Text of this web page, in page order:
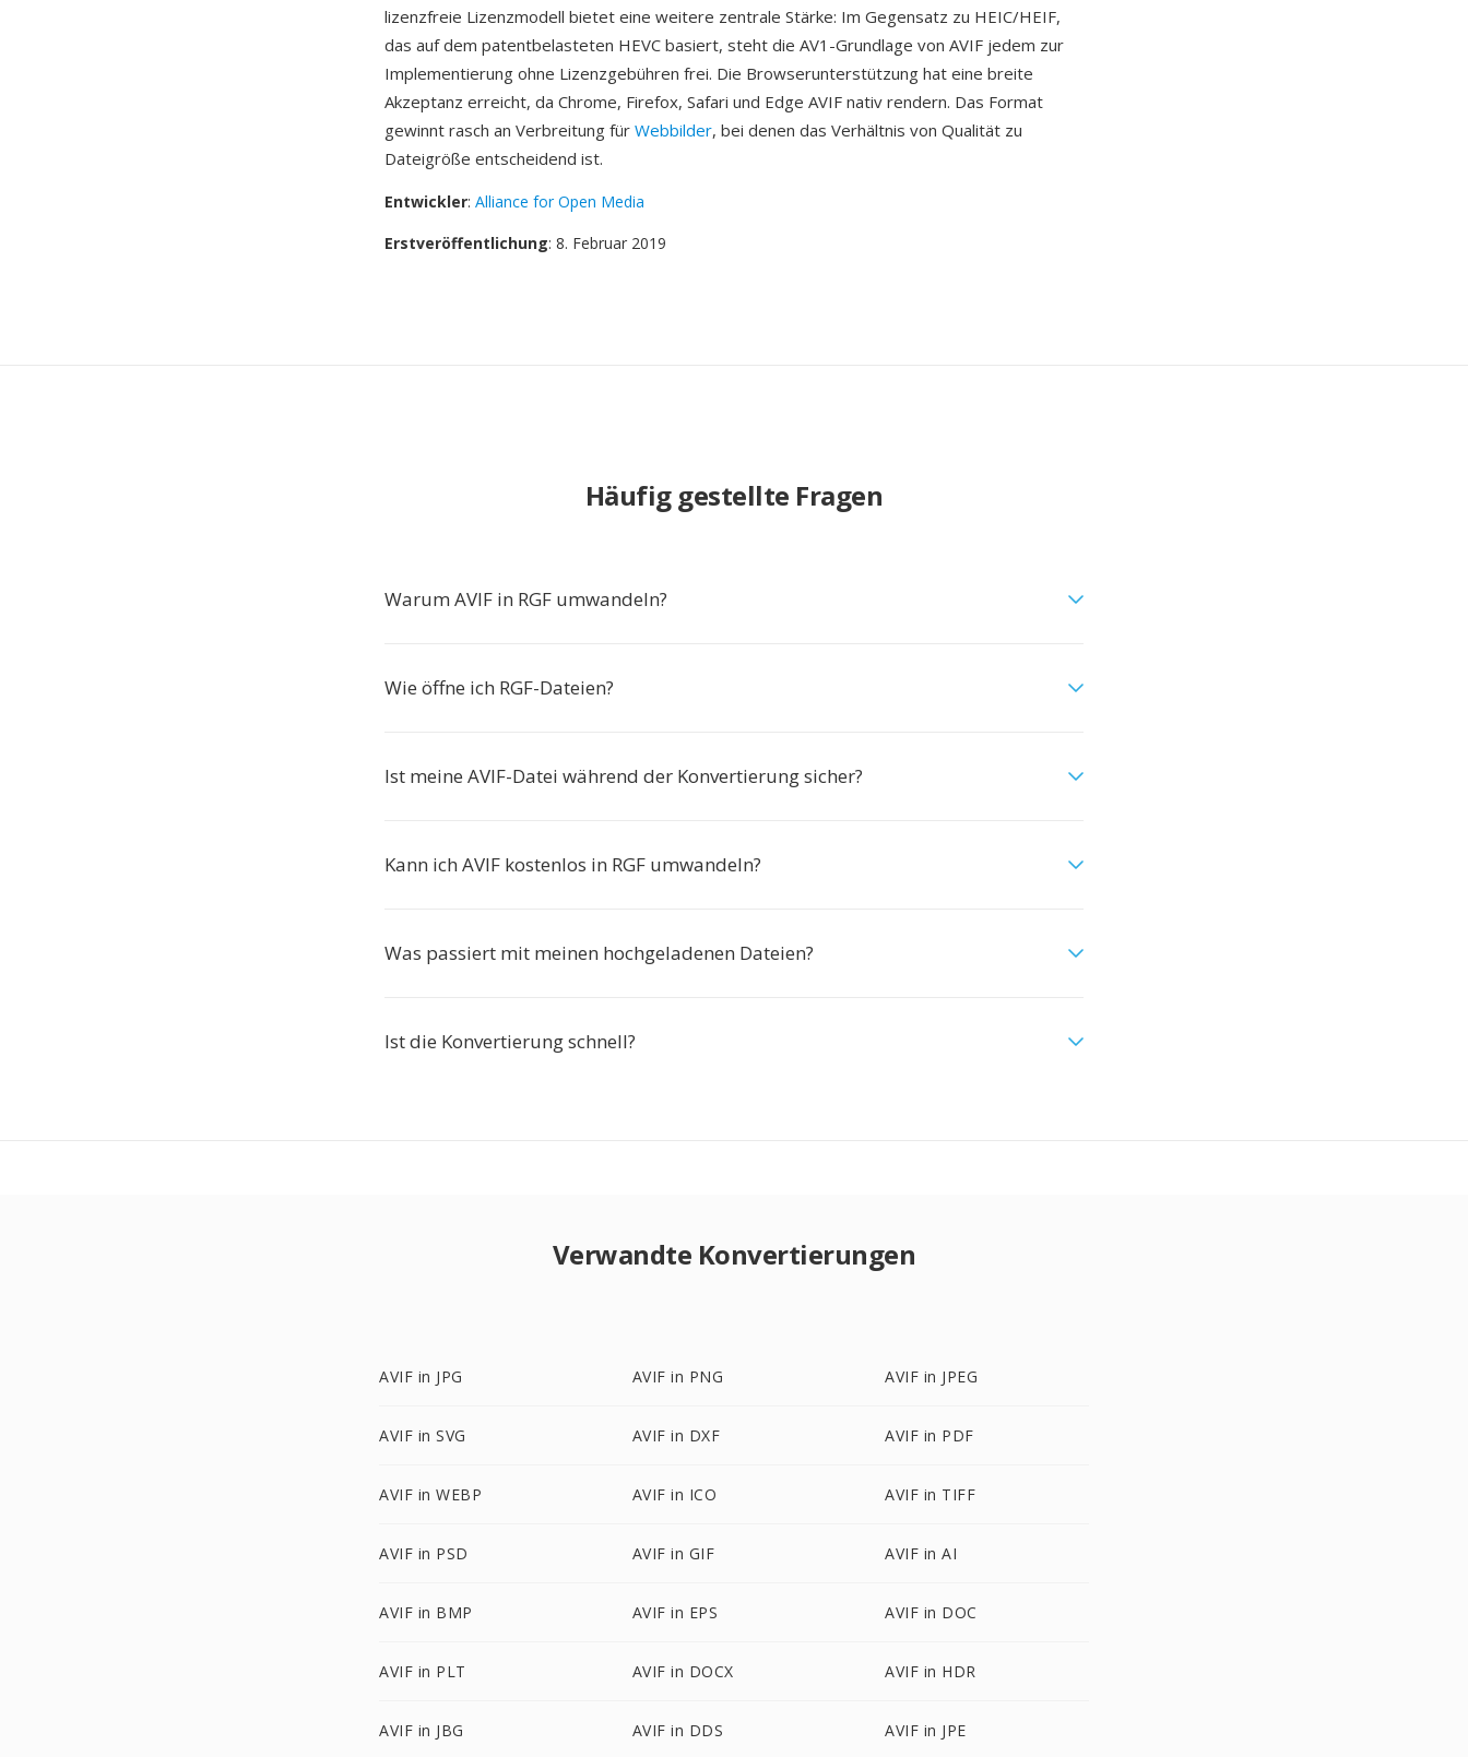
lizenzfreie Lizenzmodell bietet eine weitere zentrale Stärke: Im Gegensatz zu HEIC/HEIF,
das auf dem patentbelasteten HEVC basiert, steht die AV1-Grundlage von AVIF jedem zur
Implementierung ohne Lizenzgebühren frei. Die Browserunterstützung hat eine breite
Akzeptanz erreicht, da Chrome, Firefox, Safari und Edge AVIF nativ rendern. Das Format
gewinnt rasch an Verbreitung für Webbilder, bei denen das Verhältnis von Qualität zu
Dateigröße entscheidend ist.
Entwickler: Alliance for Open Media
Erstveröffentlichung: 8. Februar 2019
Häufig gestellte Fragen
Warum AVIF in RGF umwandeln?
Wie öffne ich RGF-Dateien?
Ist meine AVIF-Datei während der Konvertierung sicher?
Kann ich AVIF kostenlos in RGF umwandeln?
Was passiert mit meinen hochgeladenen Dateien?
Ist die Konvertierung schnell?
Verwandte Konvertierungen
AVIF in JPG AVIF in PNG AVIF in JPEG
AVIF in SVG AVIF in DXF AVIF in PDF
AVIF in WEBP AVIF in ICO AVIF in TIFF
AVIF in PSD AVIF in GIF AVIF in AI
AVIF in BMP AVIF in EPS AVIF in DOC
AVIF in PLT AVIF in DOCX AVIF in HDR
AVIF in JBG AVIF in DDS AVIF in JPE